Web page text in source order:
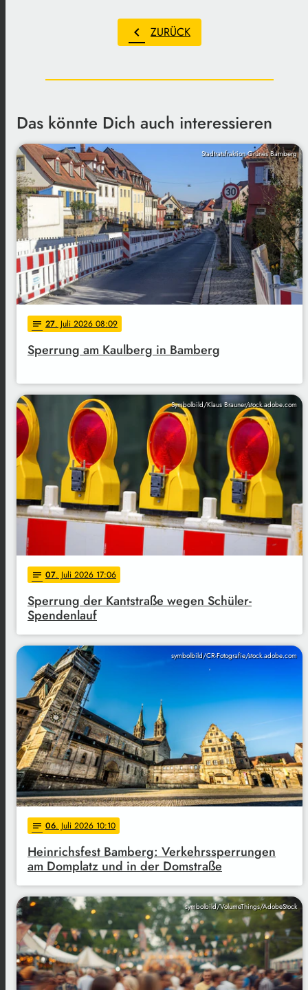
chevron_left ZURÜCK
Das könnte Dich auch interessieren
Stadtratsfraktion Grünes Bamberg
notes 27. Juli 2026 08:09
Sperrung am Kaulberg in Bamberg
Symbolbild/Klaus Brauner/stock.adobe.com
notes 07. Juli 2026 17:06
Sperrung der Kantstraße wegen Schüler-
Spendenlauf
symbolbild/CR-Fotografie/stock.adobe.com
notes 06. Juli 2026 10:10
Heinrichsfest Bamberg: Verkehrssperrungen
am Domplatz und in der Domstraße
symbolbild/VolumeThings/AdobeStock